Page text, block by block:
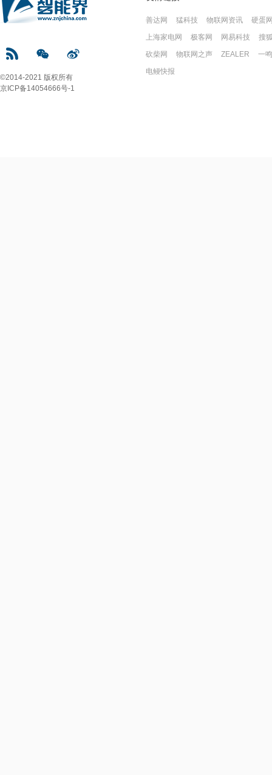
©2014-2021 版权所有
京ICP备14054666号-1
善达网 猛科技 物联网资讯
硬蛋
上海家电网
极客网 网易科技
搜
砍柴网
物联网之声 ZEALER
一
电鳗快报